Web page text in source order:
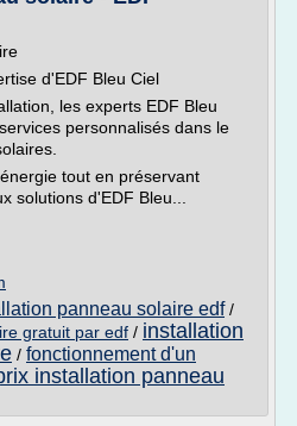
d'EDF Bleu Ciel
les experts EDF Bleu
personnalisés dans le
tout en préservant
solutions d'EDF Bleu...
panneau solaire edf/
gratuit par edf / installation
/ fonctionnement d'un
installation panneau